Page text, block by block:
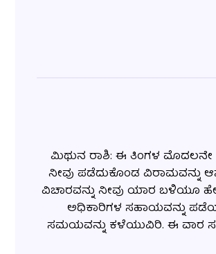
ಮಿಥುನ ರಾಶಿ: ಈ ತಿಂಗಳ ಮೊದಲನೇ
ನೀವು ಪಡೆದುಕೊಂಡ
ವಿಚಾರವನ್ನು ನೀವು ಯಾರ ಬಳಿಯೂ
ಅಧಿಕಾರಿಗಳ ಸಹಾಯವನ್ನು
ಸಮಯವನ್ನು ಕಳೆಯುವಿರಿ. ಈ ವಾರ